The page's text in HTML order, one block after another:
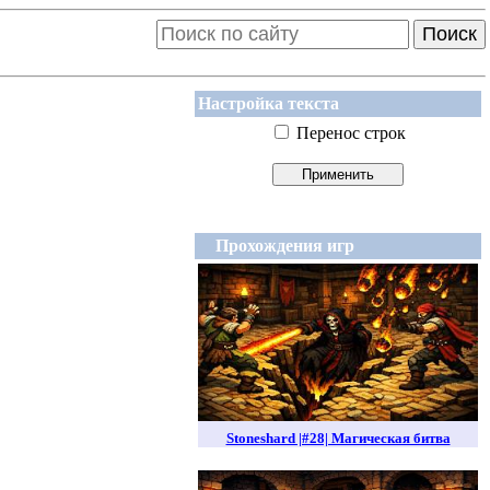
Поиск
Настройка текста
Перенос строк
Прохождения игр
Stoneshard |#28| Магическая битва